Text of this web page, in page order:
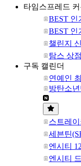
타임스프레드 커
BEST 인
BEST 인
챌린지
탐스 상
구독 캘린더
연예인
방탄소
스트레
세븐틴
엔시티
엔시티